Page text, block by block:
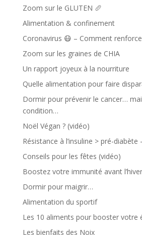
Zoom sur le GLUTEN 🥖
Alimentation & confinement
Coronavirus 😷 – Comment
Zoom sur les graines de CHIA
Un rapport joyeux à la nourriture
Quelle alimentation pour faire
Dormir pour prévenir le cancer…
condition…
Noël Végan ? (vidéo)
Résistance à l’insuline > pré-diabète
Conseils pour les fêtes (vidéo)
Boostez votre immunité avant l’hiver
Dormir pour maigrir…
Alimentation du sportif
Les 10 aliments pour booster votre
Les bienfaits des Noix